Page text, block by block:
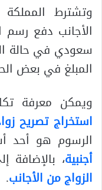
وتشترط
الأجانب دفع رسم
سعودي في حالة
المبلغ في بعض
ويمكن معرفة
استخراج تصريح
الرسوم هو أحد
أجنبية،
الزواج من الأجانب.